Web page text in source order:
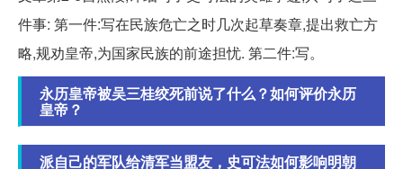
件事: 第一件:写在民族危亡之时几次起草奏章,提出救亡方
略,规劝皇帝,为国家民族的前途担忧. 第二件:写。
永历皇帝被吴三桂绞死前说了什么？如何评价永历
皇帝？
派自己的军队给清军当盟友，史可法如何影响明朝